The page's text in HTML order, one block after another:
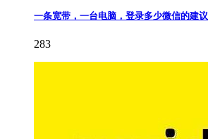
一条宽带，一台电脑，登录多少微信的建议
283